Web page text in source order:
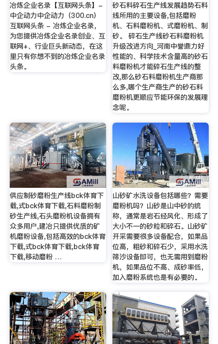
冶炼企业名录【互联网头条】-
中企动力中企动力（300.cn）
互联网头条 - 冶炼企业名录，
为您提供冶炼企业名录创业、互
联网+、行业巨头新动态，在这
里只有你想不到的冶炼企业名录
头条。
砂石料碎石生产线发展趋势石料
线所用的主要设备,包括磨粉
机、石料磨粉机、式磨粉机、制
砂。 碎石生产线砂石料磨粉机
升级改进方向_河南中誉鼎力好
性能的、科学技术含量高的砂石
料磨粉机才能碎石生产线的整
改,那么砂石料磨粉机生产商那
么多,哪个生产商生产的砂石料
磨粉机更顺应节能环保的发展理
念呢。
供应制砂磨粉生产线bck体育下
载,式bck体育下载,石料磨粉制
砂生产线,石头磨粉机设备拥有
众多用户,建冶只提供优质的矿
机磨粉设备,包括高效的bck体育
下载,式bck体育下载,bck体育
下载,移动磨粉 …
山砂矿水洗设备包括哪些？需要
磨粉机吗？山砂是山中砂的统
称，通常是岩石经风化、形成了
大小不一的砂粒和碎石。山砂矿
开采需要很多设备配合，如果品
位高，粗砂和碎石少，采用水洗
筛沙设备即可，也无需用到磨粉
机，如果品位不高、成砂率低，
加入磨粉系统也是有必要的。